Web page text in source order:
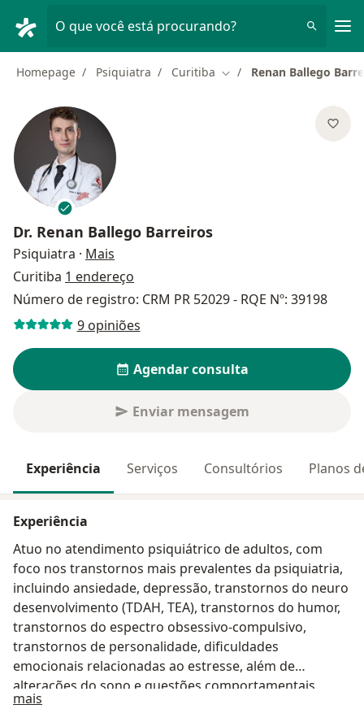
O que você está procurando?
Homepage Psiquiatra Curitiba Mudar de cidade
Renan Ballego
Dr. Renan Ballego Barreiros
Psiquiatra · Mais
Curitiba 1 endereço
Número de registro: CRM PR 52029 - RQE Nº: 39198
9 opiniões
Agendar consulta
Enviar mensagem
Experiência Serviços Consultórios Planos
Experiência
Atuo no atendimento psiquiátrico de adultos, com
foco nos transtornos mais prevalentes da psiquiatria,
incluindo ansiedade, depressão, transtornos do neuro
desenvolvimento (TDAH, TEA), transtornos do humor,
transtornos do espectro obsessivo-compulsivo,
transtornos de personalidade, dificuldades
emocionais relacionadas ao estresse, além de
alterações do sono e questões comportamentais.
mais